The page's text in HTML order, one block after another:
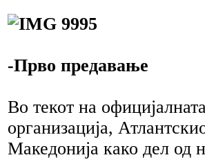
-Прво предавање
Во текот на
организација,
Македонија како дел